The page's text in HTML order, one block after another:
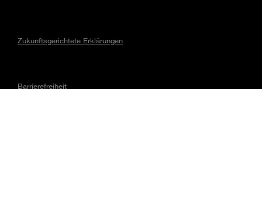
Zukunftsgerichtete Erklärungen
Barrierefreiheit